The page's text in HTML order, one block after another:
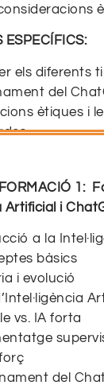
ESPECÍFICS:
els diferents
del
ètiques i
les
sectors i els i
i
en diferents
ne el
1:
Artificial i
a la
bàsics
i evolució
vs. IA forta
del